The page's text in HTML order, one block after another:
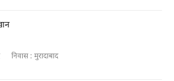
निवास : मुरादाबाद